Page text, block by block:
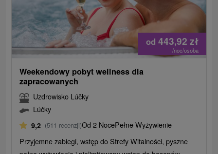
od 443,92 zł
/noc/osoba
Weekendowy pobyt wellness dla
zapracowanych
Uzdrowisko Lúčky
Lúčky
9,2 (511 recenzji)Od 2 NocePełne Wyżywienie
Przyjemne zabiegi, wstęp do Strefy Witalności, pyszne